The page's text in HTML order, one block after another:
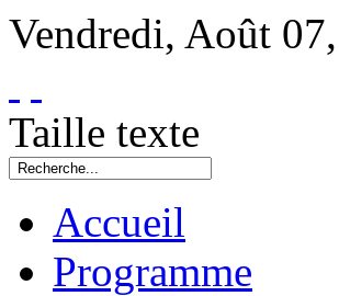
Vendredi, Août 07,
Taille texte
Accueil
Programme